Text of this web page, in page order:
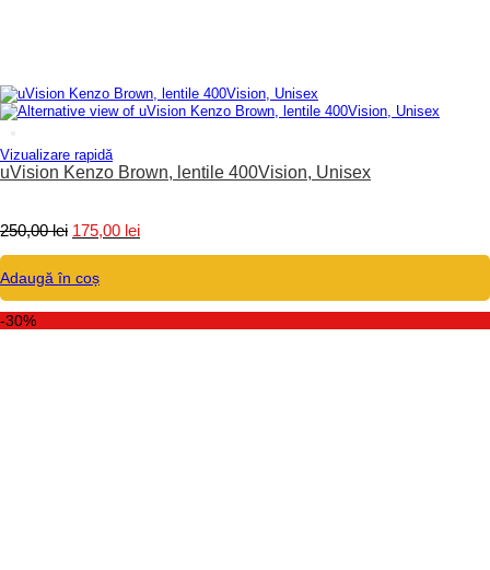
Vizualizare rapidă
uVision Kenzo Brown, lentile 400Vision, Unisex
250,00lei Prețul
fost:
250,00 lei.
175,00 leiPrețul
Adaugă în coș
-30%